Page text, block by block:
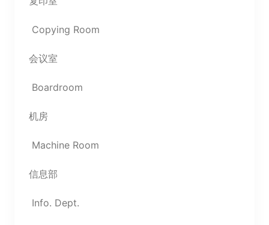
Copying Room
会议室
Boardroom
机房
Machine Room
信息部
Info. Dept.